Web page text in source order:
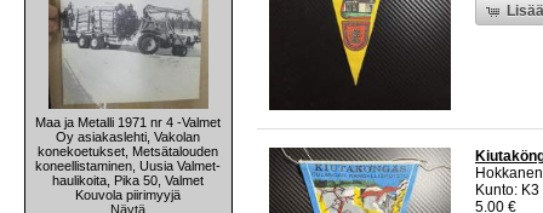
Maa ja Metalli 1971 nr 4 -Valmet
Oy asiakaslehti, Vakolan
konekoetukset, Metsätalouden
koneellistaminen, Uusia Valmet-
haulikoita, Pika 50, Valmet
Kouvola piirimyyjä
Näytä
Kunto:
5.00 €